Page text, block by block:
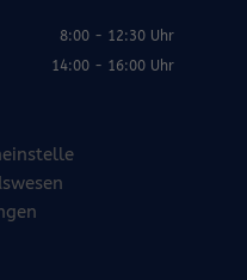
8:00 - 12:30 Uhr
14:00 - 16:00 Uhr